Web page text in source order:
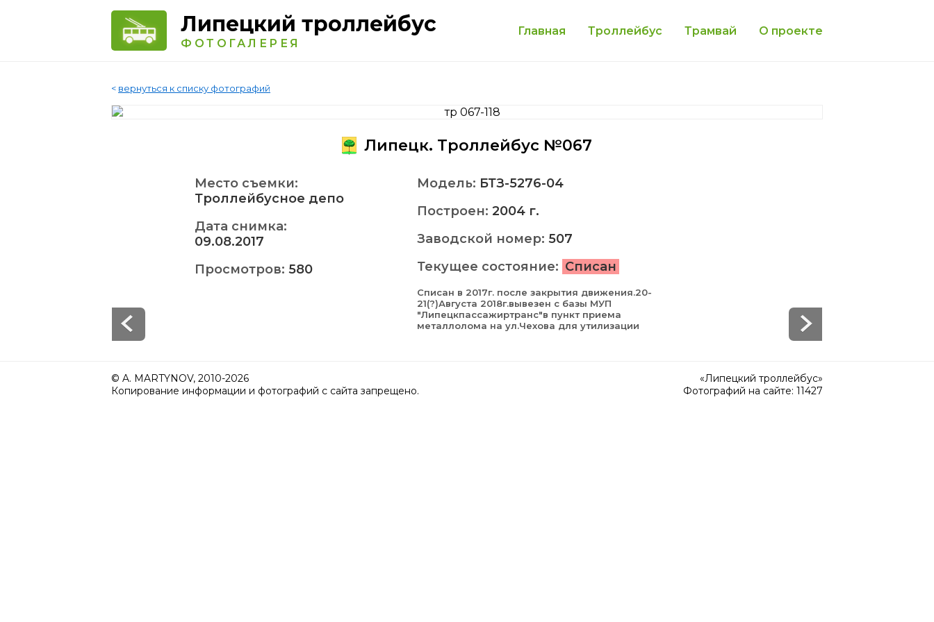
Липецкий троллейбус
ФОТОГАЛЕРЕЯ
Главная Троллейбус Трамвай О проекте
< вернуться к списку фотографий
Липецк. Троллейбус №067
Место съемки:
Троллейбусное депо
Дата снимка:
09.08.2017
Просмотров: 580
Модель: БТЗ-5276-04
Построен: 2004 г.
Заводской номер: 507
Текущее состояние: Списан
Списан в 2017г. после закрытия движения.20-
21(?)Августа 2018г.вывезен с базы МУП
"Липецкпассажиртранс"в пункт приема
металлолома на ул.Чехова для утилизации
© A. MARTYNOV, 2010-2026
Копирование информации и фотографий с сайта запрещено.
«Липецкий троллейбус»
Фотографий на сайте: 11427